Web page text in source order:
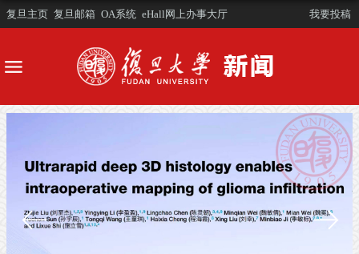
复旦主页 复旦邮箱 OA系统 eHall网上办事大厅 我要投稿